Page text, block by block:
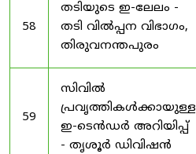
58
തടിയുടെ ഇ-ലേലം -
തടി വിൽപ്പന വിഭാഗം,
തിരുവനന്തപുരം
59
സിവിൽ
പ്രവൃത്തികൾക്കായുള്ള
ഇ-ടെൻഡർ അറിയിപ്പ്
- തൃശൂർ ഡിവിഷൻ